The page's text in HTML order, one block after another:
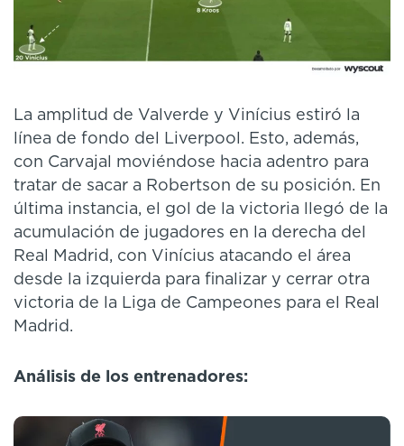
La amplitud de Valverde y Vinícius estiró la
línea de fondo del Liverpool. Esto, además,
con Carvajal moviéndose hacia adentro para
tratar de sacar a Robertson de su posición. En
última instancia, el gol de la victoria llegó de la
acumulación de jugadores en la derecha del
Real Madrid, con Vinícius atacando el área
desde la izquierda para finalizar y cerrar otra
victoria de la Liga de Campeones para el Real
Madrid.
Análisis de los entrenadores: